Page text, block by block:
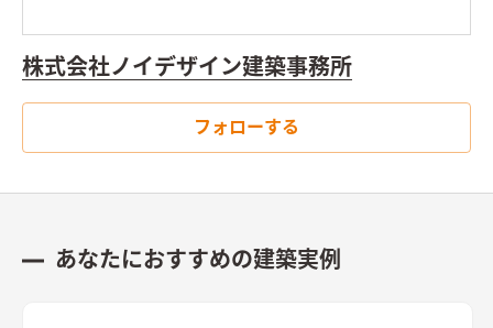
株式会社ノイデザイン建築事務所
フォローする
あなたにおすすめの建築実例